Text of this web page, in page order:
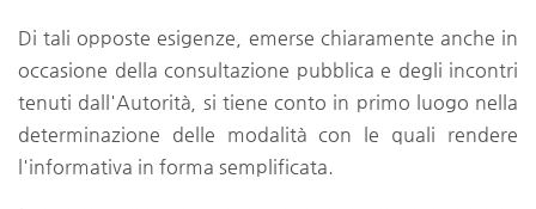
Di tali opposte esigenze, emerse chiaramente anche in
occasione della consultazione pubblica e degli incontri
tenuti dall'Autorità, si tiene conto in primo luogo nella
determinazione delle modalità con le quali rendere
l'informativa in forma semplificata.